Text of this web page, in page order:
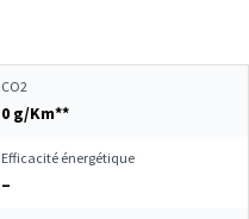
CO2
0 g/Km**
Efficacité énergétique
–